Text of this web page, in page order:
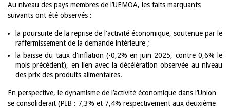
Au niveau des pays membres de l’UEMOA, les faits marquants
suivants ont été observés :
la poursuite de la reprise de l'activité économique, soutenue par le
raffermissement de la demande intérieure ;
la baisse du taux d'inflation (-0,2% en juin 2025, contre 0,6% le
mois précédent), en lien avec la décélération observée au niveau
des prix des produits alimentaires.
En perspective, le dynamisme de l’activité économique dans l’Union
se consoliderait (PIB : 7,3% et 7,4% respectivement aux deuxième